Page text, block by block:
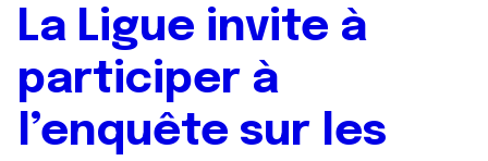
La Ligue invite à
participer à
l’enquête sur les